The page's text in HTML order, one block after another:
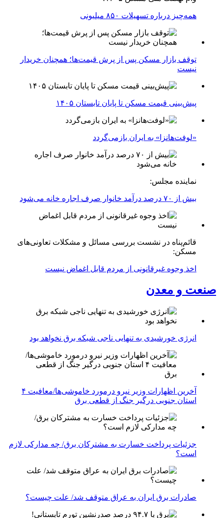
همه‌چیز درباره تسهیلات ۸۵۰ میلیونی
توقف بازار مسکن پس از پرش قیمت‌ها؛ همچنان خریدار
نیست
پیش‌بینی قیمت مسکن تا پایان تابستان ۱۴۰۵
«لوفت‌هانزا» به ایران بازمی‌گردد
نماینده مجلس:
بیش از ۷۰ درصد درآمد خانوار صرف اجاره خانه می‌شود
قائم‌پناه در نشست بررسی مسائل و مشکلات تعاونی‌های
مسکن:
اخذ وجوه غیرقانونی از مردم قابل اغماض نیست
صنعت و معدن
انرژی خورشیدی به تنهایی ناجی شبکه برق نخواهد بود
آخرین اظهارات وزیر نیرو درمورد خاموشی‌ها/معافیت ۴
استان جنوبی درگیر جنگ از قطعی برق
جزئیات پرداخت خسارت به مشترکان برق/ چه مدارکی لازم
است؟
صادرات برق ایران به عراق متوقف شد/ علت چیست؟